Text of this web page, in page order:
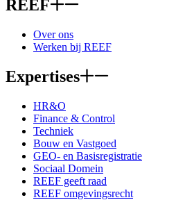
REEF
Over ons
Werken bij REEF
Expertises
HR&O
Finance & Control
Techniek
Bouw en Vastgoed
GEO- en Basisregistratie
Sociaal Domein
REEF geeft raad
REEF omgevingsrecht